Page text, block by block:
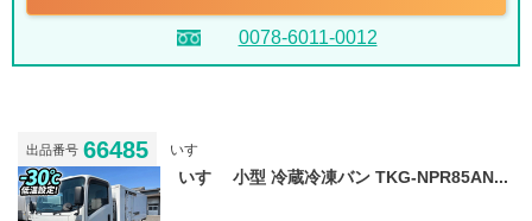
0078-6011-0012
出品番号 66485 いすゞ
いすゞ 小型 冷蔵冷凍バン TKG-NPR85AN...